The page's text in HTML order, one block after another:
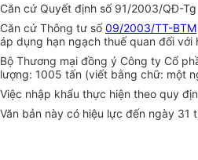
Căn cứ Quyết định số 91/2003/QĐ-
Căn cứ Thông tư số09/2003/TT-BTM
áp dụng hạn ngạch thuế quan đối với
Bộ Thương mại đồng ý Công ty Cổ
lượng: 1005 tấn (viết bằng chữ: một
Việc nhập khẩu thực hiện theo quy
Văn bản này có hiệu lực đến ngày 31